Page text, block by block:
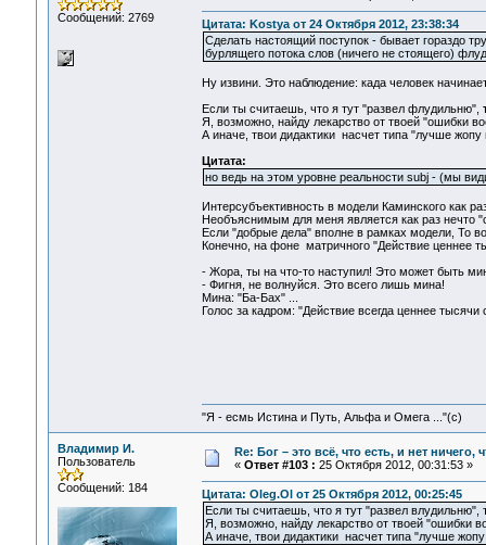
Сообщений: 2769
Цитата: Kostya от 24 Октября 2012, 23:38:34
Сделать настоящий поступок - бывает гораздо
бурлящего потока слов (ничего не стоящего)
Ну извини. Это наблюдение: када человек
Если ты считаешь, что я тут "развел флудильню",
Я, возможно, найду лекарство от твоей "ошибки
А иначе, твои дидактики насчет типа "лучше
Цитата:
но ведь на этом уровне реальности subj - (мы
Интерсубъективность в модели Каминского как
Необъяснимым для меня является как раз нечто
Если "добрые дела" вполне в рамках модели, То
Конечно, на фоне матричного "Действие ценнее
- Жора, ты на что-то наступил! Это может быть
- Фигня, не волнуйся. Это всего лишь мина!
Мина: "Ба-Бах" ...
Голос за кадром: "Действие всегда ценнее
"Я - есмь Истина и Путь, Альфа и Омега ..."(с)
Владимир И.
Пользователь
Сообщений: 184
Re: Бог – это всё, что есть, и нет
« Ответ #103 : 25 Октября 2012, 00:31:53 »
Цитата: Oleg.Ol от 25 Октября 2012, 00:25:45
Если ты считаешь, что я тут "развел влудильню",
Я, возможно, найду лекарство от твоей "ошибки
А иначе, твои дидактики насчет типа "лучше